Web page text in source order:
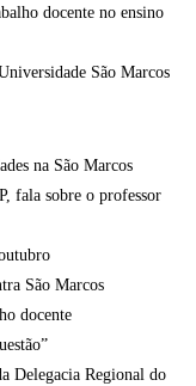
docente no ensino
São Marcos
na São Marcos
fala sobre o professor
São Marcos
docente
Delegacia Regional do